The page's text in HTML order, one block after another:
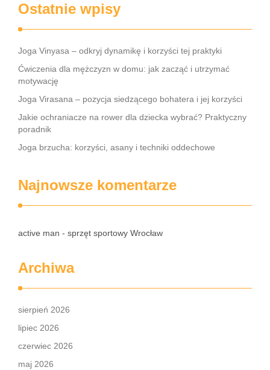
Ostatnie wpisy
Joga Vinyasa – odkryj dynamikę i korzyści tej praktyki
Ćwiczenia dla mężczyzn w domu: jak zacząć i utrzymać
motywację
Joga Virasana – pozycja siedzącego bohatera i jej korzyści
Jakie ochraniacze na rower dla dziecka wybrać? Praktyczny
poradnik
Joga brzucha: korzyści, asany i techniki oddechowe
Najnowsze komentarze
active man - sprzęt sportowy Wrocław
Archiwa
sierpień 2026
lipiec 2026
czerwiec 2026
maj 2026